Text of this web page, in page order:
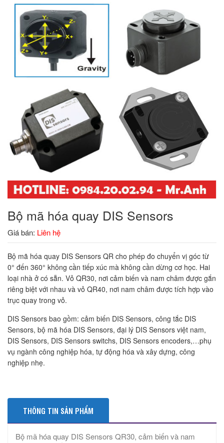
Bộ mã hóa quay DIS Sensors
Giá bán: Liên hệ
Bộ mã hóa quay DIS Sensors QR cho phép đo chuyển vị góc từ
0° đến 360° không cần tiếp xúc mà không cần dừng cơ học. Hai
loại nhà ở có sẵn. Vỏ QR30, nơi cảm biến và nam châm được gắn
riêng biệt với nhau và vỏ QR40, nơi nam châm được tích hợp vào
trục quay trong vỏ.
DIS Sensors bao gồm: cảm biến DIS Sensors, công tắc DIS
Sensors, bộ mã hóa DIS Sensors, đại lý DIS Sensors việt nam,
DIS Sensors, DIS Sensors switchs, DIS Sensors encoders,…phụ
vụ ngành công nghiệp hóa, tự động hóa và xây dựng, công
nghiệp nhẹ.
THÔNG TIN SẢN PHẨM
Bộ mã hóa quay DIS Sensors QR30, cảm biến và nam